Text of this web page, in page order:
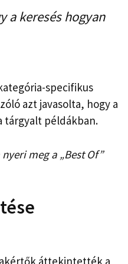
a keresés hogyan
specifikus
azt javasolta, hogy a
tárgyalt példákban.
meg a „Best Of”